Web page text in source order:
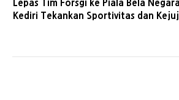
Lepas Tim Forsgi ke Piala Bela
Kediri Tekankan Sportivitas dan